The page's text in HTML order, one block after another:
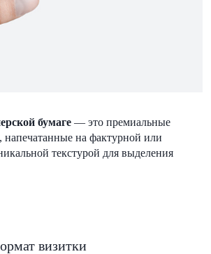
бумаге — это премиальные
напечатанные на фактурной или
текстурой для выделения
визитки